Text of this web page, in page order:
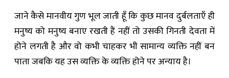
जाने कैसे मानवीय गुण भूल जाती हूँ कि कुछ मानव दुर्बलताएँ ही
मनुष्य को मनुष्य बनाए रखती हैं नहीं तो उसकी गिनती देवता में
होने लगती है और वो कभी चाहकर भी सामान्य व्यक्ति नहीं बन
पाता जबकि यह उस व्यक्ति के व्यक्ति होने पर अन्याय है।